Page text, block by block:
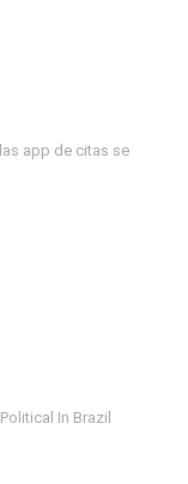
app de citas se
In Brazil